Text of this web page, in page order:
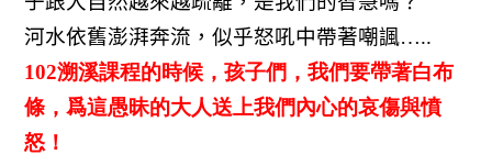
河水依舊澎湃奔流，似乎怒吼中帶著嘲諷…..
102溯溪課程的時候，孩子們，我們要帶著白布
條，爲這愚昧的大人送上我們內心的哀傷與憤
怒！